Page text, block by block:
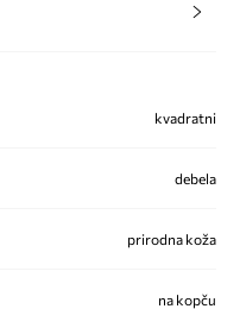
kvadratni
debela
prirodna koža
na kopču